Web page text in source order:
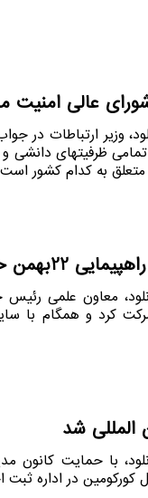
عالی امنیت
وزیر ارتباطات
ظرفیتهای دانشی
متعلق به کدام کشور
حضور یافت
معاون علمی
شرکت کرد و همگام
المللی شد
با حمایت کانون
کورکومین در اداره